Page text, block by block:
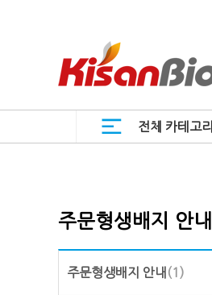
전체 카테고리
주문형생배지 안내
주문형생배지 안내 (1)